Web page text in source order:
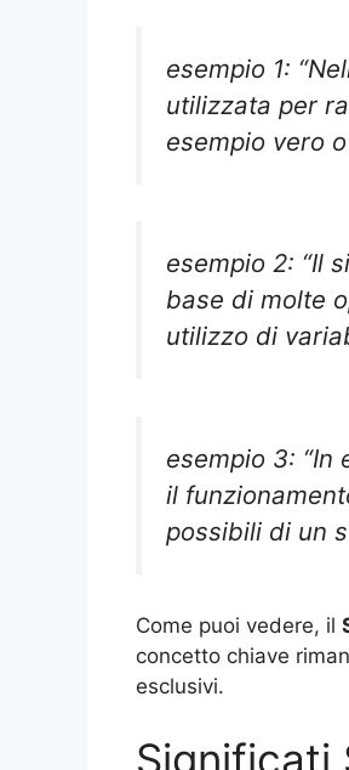
esempio 1:
utilizzata per
esempio vero
esempio 2: “Il
base di molte
utilizzo di
esempio 3:
il
possibili di un
Come puoi vedere, il
concetto chiave
esclusivi.
Significati